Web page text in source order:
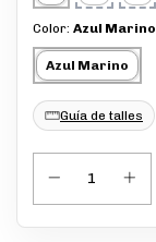
Color: Azul Marino
Azul Marino
Guía de talles